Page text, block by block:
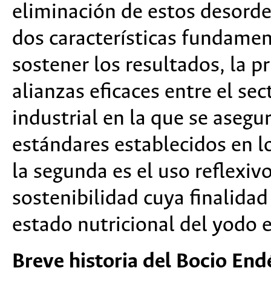
eliminación de estos
dos características
sostener los resultados, la
alianzas eficaces entre el
industrial en la que se
estándares establecidos en
la segunda es el uso
sostenibilidad cuya
estado nutricional del yodo
Breve historia del Bocio